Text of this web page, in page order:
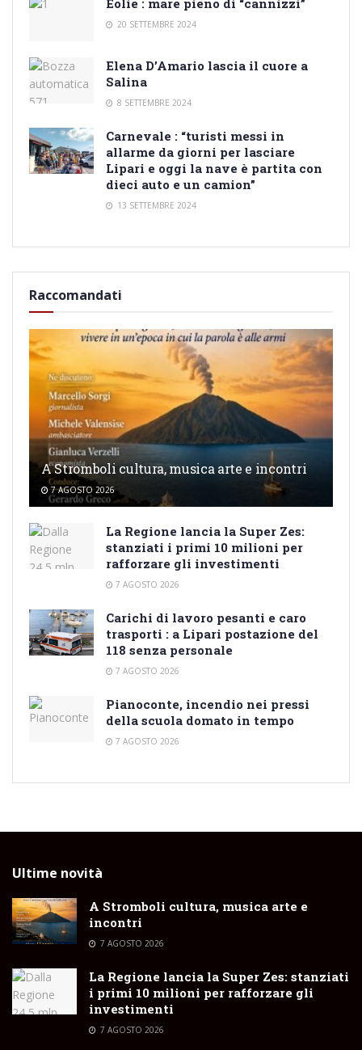
20 SETTEMBRE 2024
Elena D’Amario lascia il cuore a
Salina
8 SETTEMBRE 2024
Carnevale : “turisti messi in
allarme da giorni per lasciare
Lipari e oggi la nave è partita con
dieci auto e un camion”
13 SETTEMBRE 2024
Raccomandati
A Stromboli cultura, musica arte e incontri
7 AGOSTO 2026
La Regione lancia la Super Zes:
stanziati i primi 10 milioni per
rafforzare gli investimenti
7 AGOSTO 2026
Carichi di lavoro pesanti e caro
trasporti : a Lipari postazione del
118 senza personale
7 AGOSTO 2026
Pianoconte, incendio nei pressi
della scuola domato in tempo
7 AGOSTO 2026
Ultime novità
A Stromboli cultura, musica arte e
incontri
7 AGOSTO 2026
La Regione lancia la Super Zes: stanziati
i primi 10 milioni per rafforzare gli
investimenti
7 AGOSTO 2026